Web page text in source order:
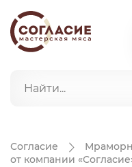
Согласие
от компании